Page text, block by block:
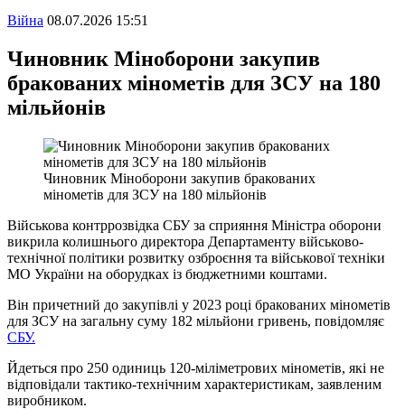
Війна 08.07.2026 15:51
Чиновник Міноборони закупив
бракованих мінометів для ЗСУ на 180
мільйонів
Чиновник Міноборони закупив бракованих
мінометів для ЗСУ на 180 мільйонів
Військова контррозвідка СБУ за сприяння Міністра оборони
викрила колишнього директора Департаменту військово-
технічної політики розвитку озброєння та військової техніки
МО України на оборудках із бюджетними коштами.
Він причетний до закупівлі у 2023 році бракованих мінометів
для ЗСУ на загальну суму 182 мільйони гривень, повідомляє
СБУ.
Йдеться про 250 одиниць 120-міліметрових мінометів, які не
відповідали тактико-технічним характеристикам, заявленим
виробником.